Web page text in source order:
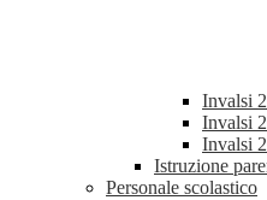
Invalsi
Invalsi
Invalsi
Istruzione
Personale scolastico